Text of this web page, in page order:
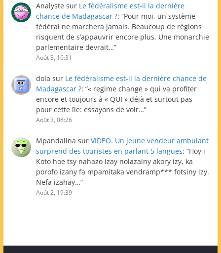
Analyste sur Le fédéralisme est-il la dernière
chance de Madagascar ?: “Pour moi, un système
fédéral ne marchera jamais. Beaucoup de régions
risquent de s’appauvrir encore plus. Une monarchie
parlementaire devrait…”
Août 3, 16:31
dola sur Le fédéralisme est-il la dernière chance de
Madagascar ?: “« regime change » qui va profiter
encore et toujours à « QUI » déjà et surtout pas
pour cette île: essayons de voir…”
Août 3, 08:26
Mpandalina sur VIDEO. Un jeune vendeur ambulant
surprend des touristes en parlant 5 langues: “Hoy i
Koto hoe tsy nahazo izay nolazainy akory izy, ka
porofo izany fa mpamitaka vendramp*** fotsiny izy.
Nefa izahay…”
Août 2, 19:39